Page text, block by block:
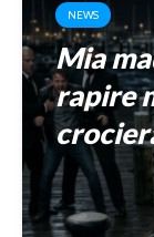
NEWS
Mia
rapire